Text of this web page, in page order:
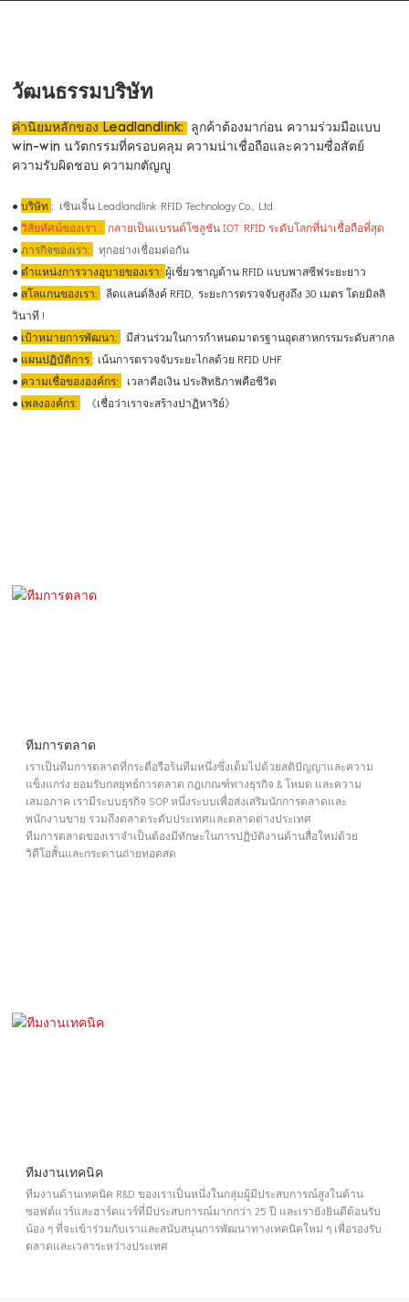
วัฒนธรรมบริษัท
ค่านิยมหลักของ Leadlandlink:
ลูกค้าต้องมาก่อน ความร่วมมือแบบ
win-win นวัตกรรมที่ครอบคลุม ความน่าเชื่อถือและความซื่อสัตย์
ความรับผิดชอบ ความกตัญญู
●บริษัท: เซินเจิ้น Leadlandlink RFID Technology Co., Ltd.
●วิสัยทัศน์ของเรา : กลายเป็นแบรนด์โซลูชัน IOT RFID ระดับโลกที่น่าเชื่อถือที่สุด
●ภารกิจของเรา:
ทุกอย่างเชื่อมต่อกัน
● ตำแหน่งการวางอุบายของเรา:ผู้เชี่ยวชาญด้าน RFID แบบพาสซีฟระยะยาว
● สโลแกนของเรา:
ลีดแลนด์ลิงค์ RFID, ระยะการตรวจจับสูงถึง 30 เมตร โดยมิลลิ
วินาที !
● เป้าหมายการพัฒนา:
มีส่วนร่วมในการกำหนดมาตรฐานอุตสาหกรรมระดับสากล
● แผนปฏิบัติการ: เน้นการตรวจจับระยะไกลด้วย RFID UHF
● ความเชื่อขององค์กร:
เวลาคือเงิน ประสิทธิภาพคือชีวิต
● เพลงองค์กร: 《เชื่อว่าเราจะสร้างปาฏิหาริย์》
ทีมการตลาด
เราเป็นทีมการตลาดที่กระตือรือร้นทีมหนึ่งซึ่งเต็มไปด้วยสติปัญญาและความ
แข็งแกร่ง ยอมรับกลยุทธ์การตลาด กฎเกณฑ์ทางธุรกิจ & โหมด และความ
เสมอภาค เรามีระบบธุรกิจ SOP หนึ่งระบบเพื่อส่งเสริมนักการตลาดและ
พนักงานขาย รวมถึงตลาดระดับประเทศและตลาดต่างประเทศ
ทีมการตลาดของเราจำเป็นต้องมีทักษะในการปฏิบัติงานด้านสื่อใหม่ด้วย
วิดีโอสั้นและกระดานถ่ายทอดสด
ทีมงานเทคนิค
ทีมงานด้านเทคนิค R&D ของเราเป็นหนึ่งในกลุ่มผู้มีประสบการณ์สูงในด้าน
ซอฟต์แวร์และฮาร์ดแวร์ที่มีประสบการณ์มากกว่า 25 ปี และเรายังยินดีต้อนรับ
น้อง ๆ ที่จะเข้าร่วมกับเราและสนับสนุนการพัฒนาทางเทคนิคใหม่ ๆ เพื่อรองรับ
ตลาดและเวลาระหว่างประเทศ